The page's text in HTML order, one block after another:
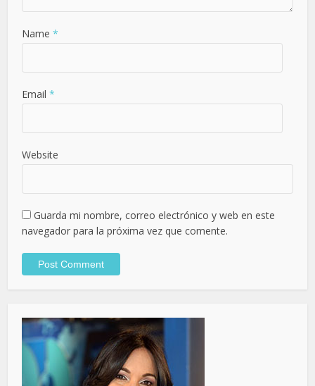
Name *
Email *
Website
Guarda mi nombre, correo electrónico y web en este
navegador para la próxima vez que comente.